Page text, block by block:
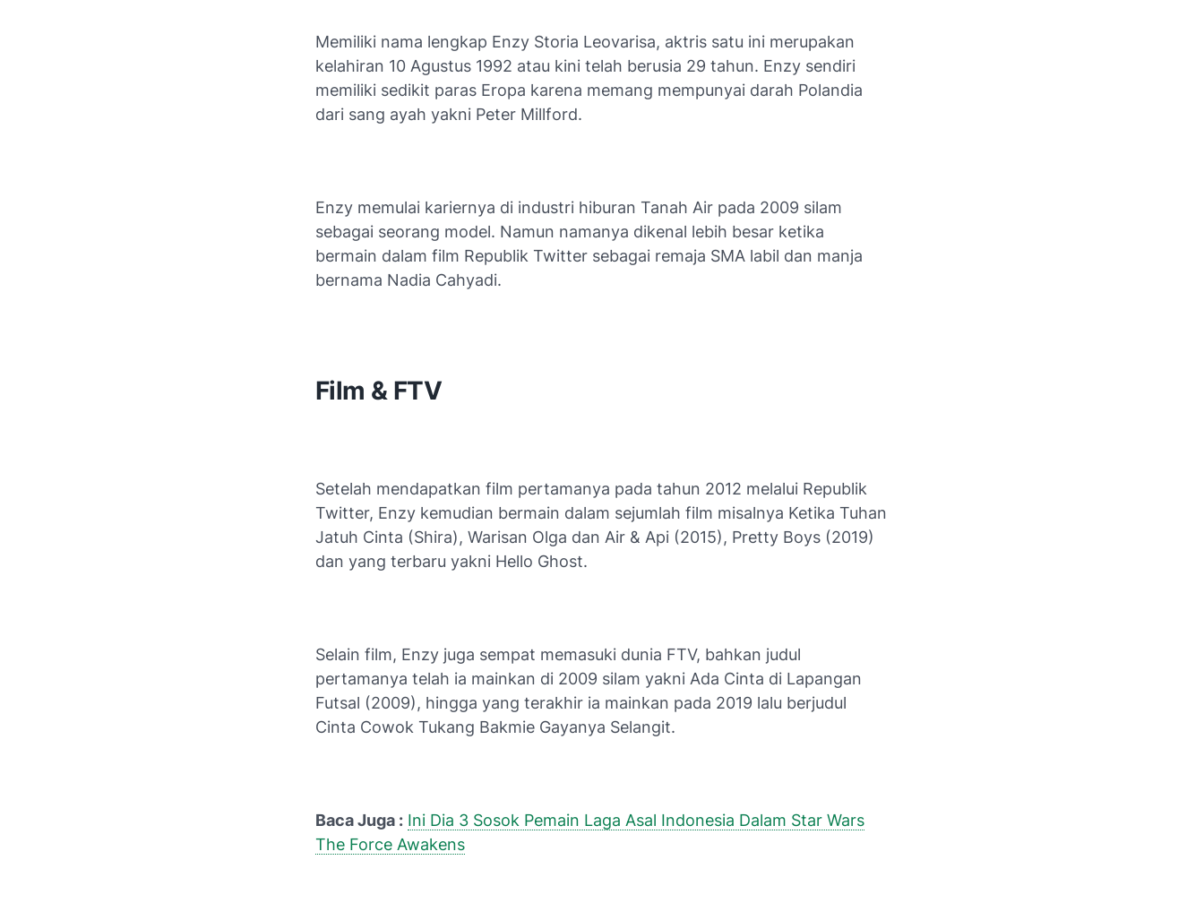
Memiliki nama lengkap Enzy Storia Leovarisa, aktris satu ini merupakan
kelahiran 10 Agustus 1992 atau kini telah berusia 29 tahun. Enzy sendiri
memiliki sedikit paras Eropa karena memang mempunyai darah Polandia
dari sang ayah yakni Peter Millford.
Enzy memulai kariernya di industri hiburan Tanah Air pada 2009 silam
sebagai seorang model. Namun namanya dikenal lebih besar ketika
bermain dalam film Republik Twitter sebagai remaja SMA labil dan manja
bernama Nadia Cahyadi.
Film & FTV
Setelah mendapatkan film pertamanya pada tahun 2012 melalui Republik
Twitter, Enzy kemudian bermain dalam sejumlah film misalnya Ketika Tuhan
Jatuh Cinta (Shira), Warisan Olga dan Air & Api (2015), Pretty Boys (2019)
dan yang terbaru yakni Hello Ghost.
Selain film, Enzy juga sempat memasuki dunia FTV, bahkan judul
pertamanya telah ia mainkan di 2009 silam yakni Ada Cinta di Lapangan
Futsal (2009), hingga yang terakhir ia mainkan pada 2019 lalu berjudul
Cinta Cowok Tukang Bakmie Gayanya Selangit.
Baca Juga : Ini Dia 3 Sosok Pemain Laga Asal Indonesia Dalam Star Wars
The Force Awakens